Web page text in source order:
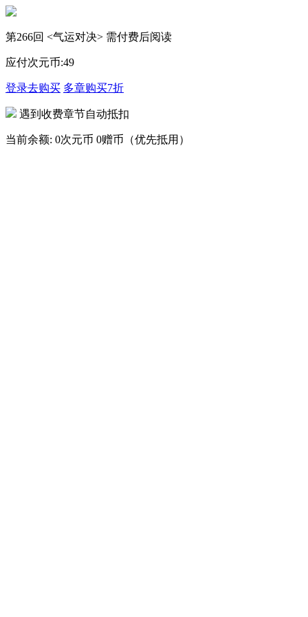
第266回 <气运对决> 需付费后阅读
应付次元币:49
登录去购买 多章购买7折
遇到收费章节自动抵扣
当前余额: 0次元币 0赠币（优先抵用）